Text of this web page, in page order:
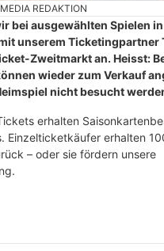
REDAKTION
bei ausgewählten Spielen in
unserem Ticketingpartner
Zweitmarkt an. Heisst:
wieder zum Verkauf
nicht besucht
erhalten
Einzelticketkäufer erhalten
– oder sie fördern unsere